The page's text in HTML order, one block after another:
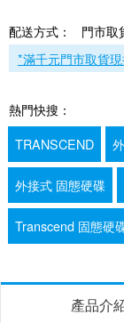
配送方式： 門市取
*滿千元門市取貨
熱門快搜：
TRANSCEND
外接式 固態硬碟
Transcend 固態硬
產品介